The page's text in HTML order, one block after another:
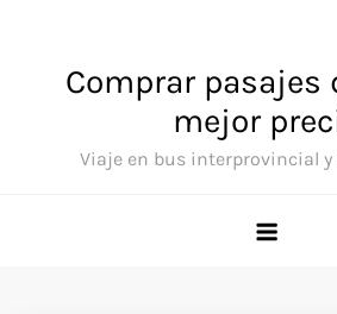
Comprar pasajes
mejor
Viaje en bus interprovincial